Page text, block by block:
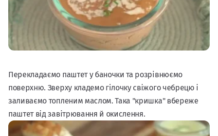
Перекладаємо паштет у баночки та розрівнюємо
поверхню. Зверху кладемо гілочку свіжого чебрецю і
заливаємо топленим маслом. Така "кришка" вбереже
паштет від завітрювання й окислення.